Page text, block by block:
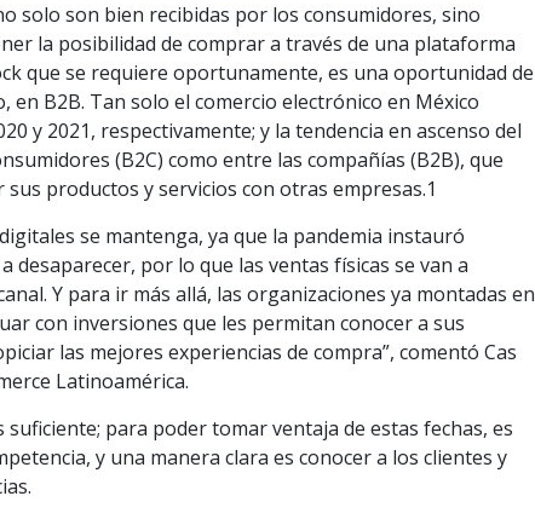
solo son bien recibidas por los consumidores, sino
la posibilidad de comprar a través de una plataforma
que se requiere oportunamente, es una oportunidad de
B2B. Tan solo el comercio electrónico en México
y 2021, respectivamente; y la tendencia en ascenso del
(B2C) como entre las compañías (B2B), que
productos y servicios con otras empresas.1
se mantenga, ya que la pandemia instauró
desaparecer, por lo que las ventas físicas se van a
Y para ir más allá, las organizaciones ya montadas en
con inversiones que les permitan conocer a sus
las mejores experiencias de compra”, comentó Cas
Latinoamérica.
para poder tomar ventaja de estas fechas, es
y una manera clara es conocer a los clientes y